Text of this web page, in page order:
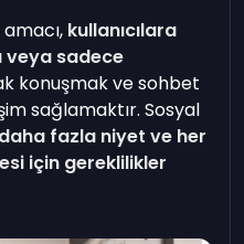
kullanıcılara
veya sadece
konuşmak ve sohbet
sağlamaktır. Sosyal
fazla niyet ve her
için gereklilikler